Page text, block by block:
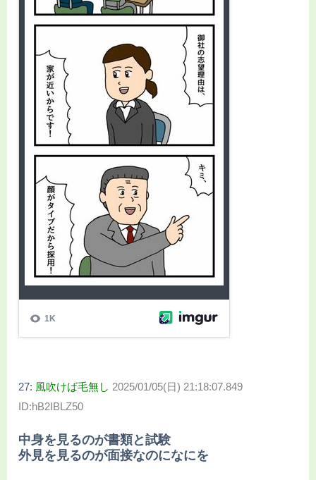
27: 風吹けば毛無し 2025/01/05(日) 21:18:07.849
ID:hB2IBLZ50
中身を見るのが書類と試験
外見を見るのが面接なのになにを